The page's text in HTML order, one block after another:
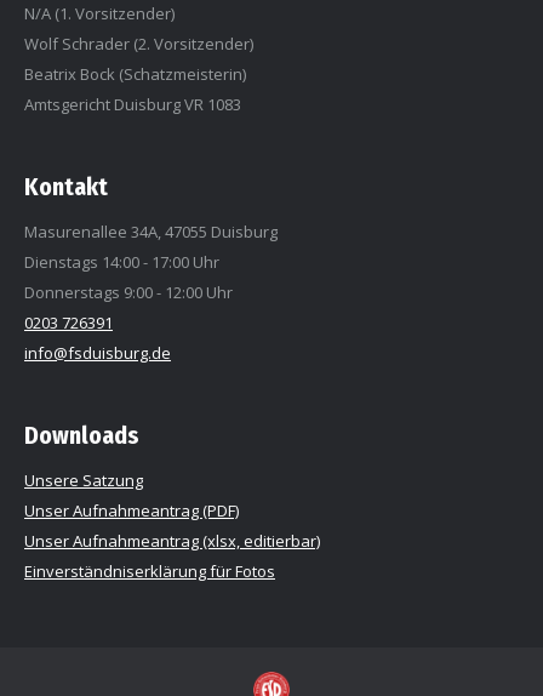
N/A (1. Vorsitzender)
Wolf Schrader (2. Vorsitzender)
Beatrix Bock (Schatzmeisterin)
Amtsgericht Duisburg VR 1083
Kontakt
Masurenallee 34A, 47055 Duisburg
Dienstags 14:00 - 17:00 Uhr
Donnerstags 9:00 - 12:00 Uhr
0203 726391
info@fsduisburg.de
Downloads
Unsere Satzung
Unser Aufnahmeantrag (PDF)
Unser Aufnahmeantrag (xlsx, editierbar)
Einverständniserklärung für Fotos